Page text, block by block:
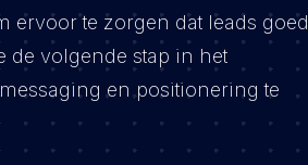
te zorgen dat leads goed
de volgende stap in het
en positionering te